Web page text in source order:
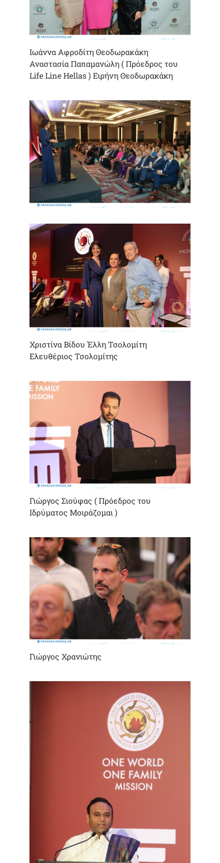
Ιωάννα Αφροδίτη Θεοδωρακάκη
Αναστασία Παπαμανώλη ( Πρόεδρος του
Life Line Hellas ) Ειρήνη Θεοδωρακάκη
Χριστίνα Βίδου Έλλη Τσολομίτη
Ελευθέριος Τσολομίτης
Γιώργος Σιούφας ( Πρόεδρος του
Ιδρύματος Μοιράζομαι )
Γιώργος Χρανιώτης